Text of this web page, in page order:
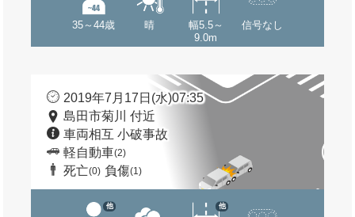
35～44歳 晴
幅5.5～
9.0m
信号なし
2019年7月17日(水)07:35
島田市菊川 付近
車両相互 小破事故
軽自動車(2)
死亡(0) 負傷(1)
他 他